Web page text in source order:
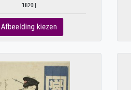
1820 |
Afbeelding kiezen